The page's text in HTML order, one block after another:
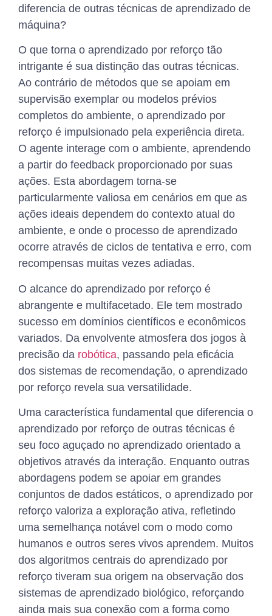
diferencia de outras técnicas de aprendizado de
máquina?
O que torna o aprendizado por reforço tão
intrigante é sua distinção das outras técnicas.
Ao contrário de métodos que se apoiam em
supervisão exemplar ou modelos prévios
completos do ambiente, o aprendizado por
reforço é impulsionado pela experiência direta.
O agente interage com o ambiente, aprendendo
a partir do feedback proporcionado por suas
ações. Esta abordagem torna-se
particularmente valiosa em cenários em que as
ações ideais dependem do contexto atual do
ambiente, e onde o processo de aprendizado
ocorre através de ciclos de tentativa e erro, com
recompensas muitas vezes adiadas.
O alcance do aprendizado por reforço é
abrangente e multifacetado. Ele tem mostrado
sucesso em domínios científicos e econômicos
variados. Da envolvente atmosfera dos jogos à
precisão da robótica, passando pela eficácia
dos sistemas de recomendação, o aprendizado
por reforço revela sua versatilidade.
Uma característica fundamental que diferencia o
aprendizado por reforço de outras técnicas é
seu foco aguçado no aprendizado orientado a
objetivos através da interação. Enquanto outras
abordagens podem se apoiar em grandes
conjuntos de dados estáticos, o aprendizado por
reforço valoriza a exploração ativa, refletindo
uma semelhança notável com o modo como
humanos e outros seres vivos aprendem. Muitos
dos algoritmos centrais do aprendizado por
reforço tiveram sua origem na observação dos
sistemas de aprendizado biológico, reforçando
ainda mais sua conexão com a forma como